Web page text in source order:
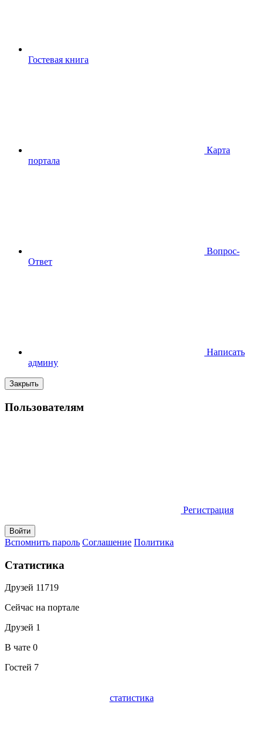
Гостевая книга
Карта
портала
Вопрос-
Ответ
Написать
админу
Закрыть
Пользователям
Регистрация
Вспомнить пароль Соглашение Политика
Статистика
Друзей 11719
Сейчас на портале
Друзей 1
В чате 0
Гостей 7
статистика